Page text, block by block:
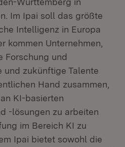
Im Ipai soll das größte
Intelligenz in Europa
kommen Unternehmen,
Forschung und
und zukünftige Talente
Hand zusammen,
KI-basierten
-lösungen zu arbeiten
im Bereich KI zu
Ipai bietet sowohl die